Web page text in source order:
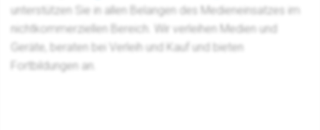
unterstützen Sie in allen Belangen des Medieneinsatzes im
nichtkommerziellen Bereich. Wir verleihen Medien und
Geräte, beraten bei Verleih und Kauf und bieten
Fortbildungen an.